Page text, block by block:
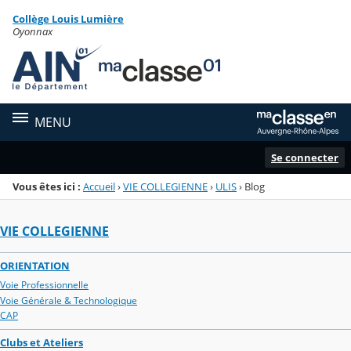
Menu de la rubrique
Contenu
Collège Louis Lumière
Oyonnax
MENU
Se connecter
Vous êtes ici : Accueil›VIE COLLEGIENNE› ULIS› Blog
VIE COLLEGIENNE
ORIENTATION
Voie Professionnelle
Voie Générale & Technologique
CAP
Clubs et Ateliers